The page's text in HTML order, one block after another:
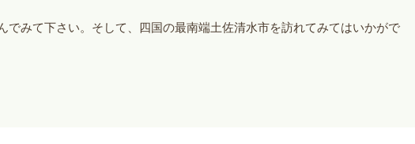
でみて下さい。そして、四国の最南端土佐清水市を訪れてみてはいかがで